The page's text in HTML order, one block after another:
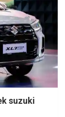
suzuki